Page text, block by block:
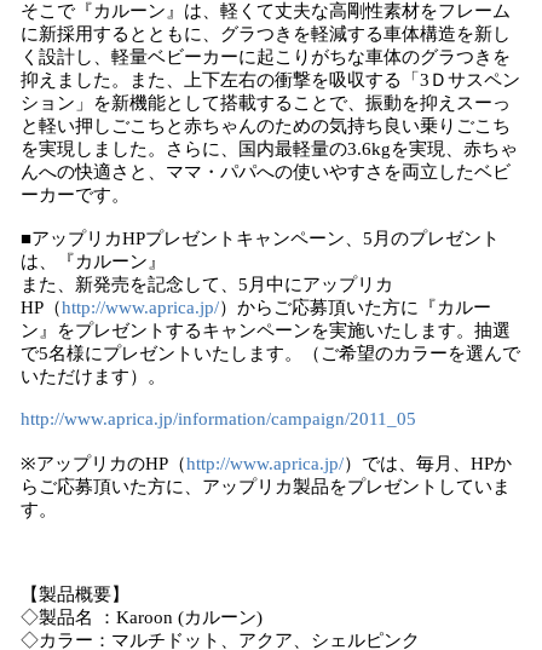
そこで『カルーン』は、軽くて丈夫な高剛性素材をフレーム
に新採用するとともに、グラつきを軽減する車体構造を新し
く設計し、軽量ベビーカーに起こりがちな車体のグラつきを
抑えました。また、上下左右の衝撃を吸収する「3Ｄサスペン
ション」を新機能として搭載することで、振動を抑えスーっ
と軽い押しごこちと赤ちゃんのための気持ち良い乗りごこち
を実現しました。さらに、国内最軽量の3.6kgを実現、赤ちゃ
んへの快適さと、ママ・パパへの使いやすさを両立したベビ
ーカーです。
■アップリカHPプレゼントキャンペーン、5月のプレゼント
は、『カルーン』
また、新発売を記念して、5月中にアップリカ
HP（http://www.aprica.jp/）からご応募頂いた方に『カルー
ン』をプレゼントするキャンペーンを実施いたします。抽選
で5名様にプレゼントいたします。（ご希望のカラーを選んで
いただけます）。
http://www.aprica.jp/information/campaign/2011_05
※アップリカのHP（http://www.aprica.jp/）では、毎月、HPか
らご応募頂いた方に、アップリカ製品をプレゼントしていま
す。
【製品概要】
◇製品名 ：Karoon (カルーン)
◇カラー：マルチドット、アクア、シェルピンク